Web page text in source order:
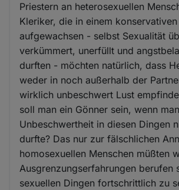
Priestern an heterosexuellen
Kleriker, die in einem
aufgewachsen - selbst Sexualität
verkümmert, unerfüllt und
durften - möchten natürlich, dass
weder in noch außerhalb der
wirklich unbeschwert Lust
soll man ein Gönner sein, wenn
Unbeschwertheit in diesen Dingen
durfte? Das nur zur fälschlichen
homosexuellen Menschen müßten
Ausgrenzungserfahrungen berufen
sexuellen Dingen fortschrittlich zu